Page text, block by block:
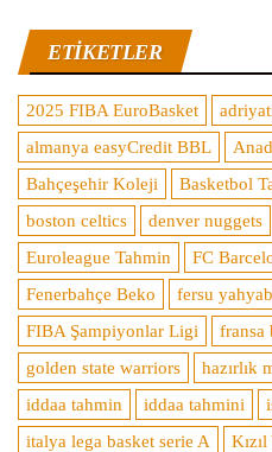
ETIKETLER
2025 FIBA EuroBasket
almanya easyCredit BBL
Bahçeşehir Koleji
Basketbol
boston celtics
denver nuggets
Euroleague Tahmin
FC
Fenerbahçe Beko
fersu
FIBA Şampiyonlar Ligi
fransa
golden state warriors
hazırlık
iddaa tahmin
iddaa tahmini
italya lega basket serie A
Kızıl